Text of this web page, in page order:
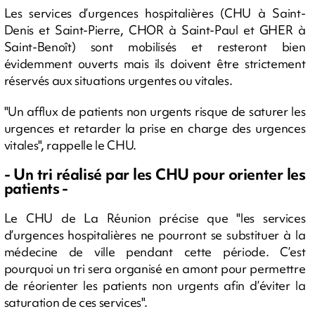
Les services d’urgences hospitalières (CHU à Saint-
Denis et Saint-Pierre, CHOR à Saint-Paul et GHER à
Saint-Benoît) sont mobilisés et resteront bien
évidemment ouverts mais ils doivent être strictement
réservés aux situations urgentes ou vitales.
"Un afflux de patients non urgents risque de saturer les
urgences et retarder la prise en charge des urgences
vitales", rappelle le CHU.
- Un tri réalisé par les CHU pour orienter les
patients -
Le CHU de La Réunion précise que "les services
d’urgences hospitalières ne pourront se substituer à la
médecine de ville pendant cette période. C’est
pourquoi un tri sera organisé en amont pour permettre
de réorienter les patients non urgents afin d’éviter la
saturation de ces services".